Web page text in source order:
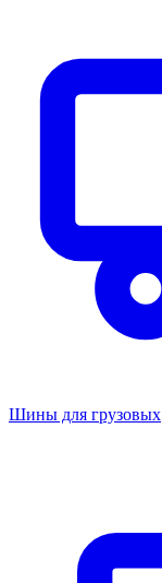
Шины для грузовых